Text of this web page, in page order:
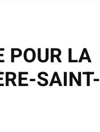
POUR LA
SAINT-